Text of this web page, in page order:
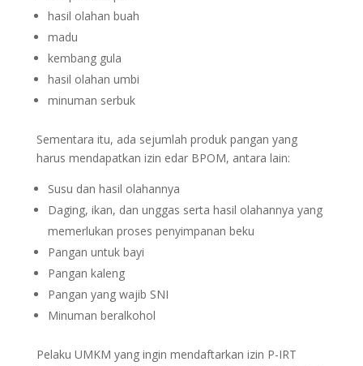
hasil olahan buah
madu
kembang gula
hasil olahan umbi
minuman serbuk
Sementara itu, ada sejumlah produk pangan yang
harus mendapatkan izin edar BPOM, antara lain:
Susu dan hasil olahannya
Daging, ikan, dan unggas serta hasil olahannya yang
memerlukan proses penyimpanan beku
Pangan untuk bayi
Pangan kaleng
Pangan yang wajib SNI
Minuman beralkohol
Pelaku UMKM yang ingin mendaftarkan izin P-IRT